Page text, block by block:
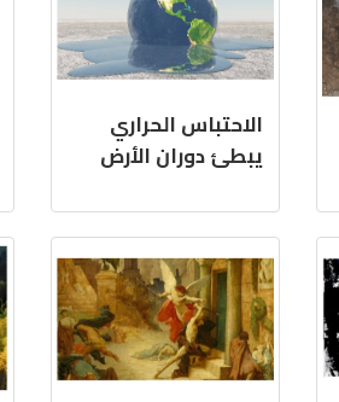
الاحتباس الحراري
يبطئ دوران الأرض